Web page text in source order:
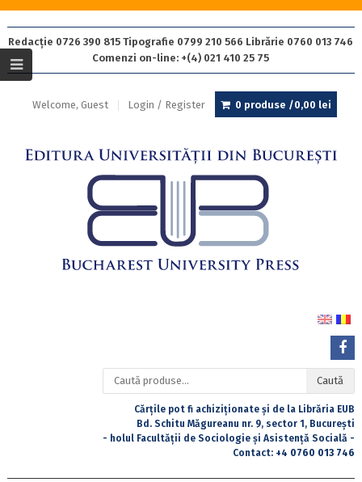
Redacție 0726 390 815 Tipografie 0799 210 566 Librărie 0760 013 746
Comenzi on-line: +(4) 021 410 25 75
Welcome, Guest Login / Register 0 produse /0,00 lei
Caută
după:
Caută
Cărțile pot fi achiziționate și de la Librăria EUB
Bd. Schitu Măgureanu nr. 9, sector 1, București
- holul Facultății de Sociologie și Asistență Socială -
Contact: +4 0760 013 746